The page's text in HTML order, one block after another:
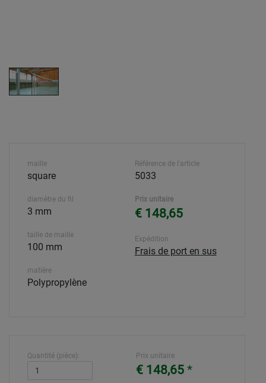
maille
square
diamètre du fil
3 mm
taille de maille
100 mm
matière
Polypropylène
Référence de l'article
5033
Prix unitaire
€ 148,65
Expédition
Frais de port en sus
Quantité (pièce): Prix unitaire
€ 148,65 *